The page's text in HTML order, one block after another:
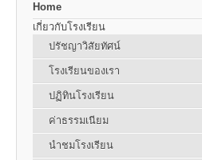
Home
เกี่ยวกับโรงเรียน
ปรัชญาวิสัยทัศน์
โรงเรียนของเรา
ปฏิทินโรงเรียน
ค่าธรรมเนียม
นำชมโรงเรียน